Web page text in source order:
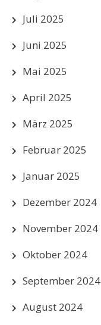
Juli 2025
Juni 2025
Mai 2025
April 2025
März 2025
Februar 2025
Januar 2025
Dezember 2024
November 2024
Oktober 2024
September 2024
August 2024